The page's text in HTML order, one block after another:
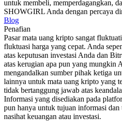
untuk membeli, memperdagangkan,
SHOWGIRL Anda dengan percaya
Blog
Penafian
Pasar mata uang kripto sangat
fluktuasi harga yang cepat. Anda
atas keputusan investasi Anda dan
atas kerugian apa pun yang mungkin
mengandalkan sumber pihak ketiga
lainnya untuk mata uang kripto yang
tidak bertanggung jawab atas
Informasi yang disediakan pada
pun hanya untuk tujuan informasi dan
nasihat keuangan atau investasi.